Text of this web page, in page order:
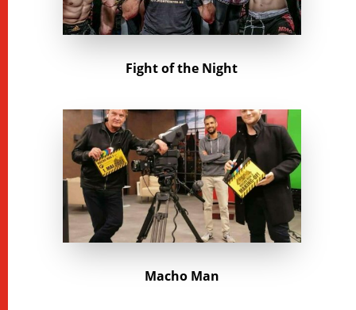
Fight of the Night
Macho Man